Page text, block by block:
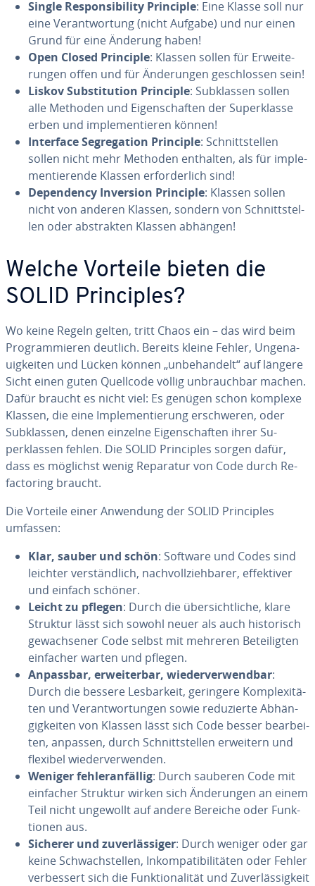
Single Res­pon­si­bi­lity Principle: Eine Klasse soll nur
eine Ve­rantwor­tung (nicht Aufgabe) und nur einen
Grund für eine Änderung haben!
Open Closed Principle: Klassen sollen für Erwei­te­
run­gen offen und für Än­de­run­gen gesch­los­sen sein!
Liskov Subs­ti­tu­tion Principle: Subklas­sen sollen
alle Methoden und Ei­gensc­haf­ten der Su­perklasse
erben und imp­le­men­ti­eren können!
Interface Seg­re­ga­tion Principle: Sch­nitts­tel­len
sollen nicht mehr Methoden enthalten, als für imp­le­
men­ti­erende Klassen er­f­or­der­lich sind!
De­pen­dency Inversion Principle: Klassen sollen
nicht von anderen Klassen, sondern von Sch­nitts­tel­
len oder abst­rak­ten Klassen abhängen!
Welche Vorteile bieten die
SOLID Pri­nciples?
Wo keine Regeln gelten, tritt Chaos ein – das wird beim
Prog­ram­mieren deutlich. Bereits kleine Fehler, Un­ge­na­
uig­kei­ten und Lücken können „unbe­han­delt“ auf längere
Sicht einen guten Quellcode völlig unbrauchbar machen.
Dafür braucht es nicht viel: Es genügen schon komplexe
Klassen, die eine Imp­le­men­ti­erung erschwe­ren, oder
Subklas­sen, denen einzelne Ei­gensc­haf­ten ihrer Su­
perklas­sen fehlen. Die SOLID Pri­nciples sorgen dafür,
dass es möglichst wenig Reparatur von Code durch Re­
fac­to­ring braucht.
Die Vorteile einer Anwendung der SOLID Pri­nciples
umfassen:
Klar, sauber und schön: Software und Codes sind
leichter vers­tänd­lich, nachvol­lziehba­rer, effek­ti­ver
und einfach schöner.
Leicht zu pflegen: Durch die über­sicht­liche, klare
Struktur lässt sich sowohl neuer als auch his­to­risch
gewach­se­ner Code selbst mit mehreren Be­tei­lig­ten
einfacher warten und pflegen.
Anpassbar, erwei­ter­bar, wieder­ve­rwend­bar:
Durch die bessere Les­bar­keit, geringere Komp­lexi­tä­
ten und Ve­rantwor­tun­gen sowie re­duzierte Ab­hän­
gig­kei­ten von Klassen lässt sich Code besser be­ar­bei­
ten, anpassen, durch Sch­nitts­tel­len erweitern und
flexibel wieder­ve­rwen­den.
Weniger feh­le­ran­fäl­lig: Durch sauberen Code mit
einfacher Struktur wirken sich Än­de­run­gen an einem
Teil nicht ungewollt auf andere Bereiche oder Funk­
tio­nen aus.
Sicherer und zu­ver­läs­si­ger: Durch weniger oder gar
keine Schwachs­tel­len, In­kom­pa­ti­bi­li­tä­ten oder Fehler
ver­bes­sert sich die Funk­tio­na­li­tät und Zu­ver­läs­sig­keit